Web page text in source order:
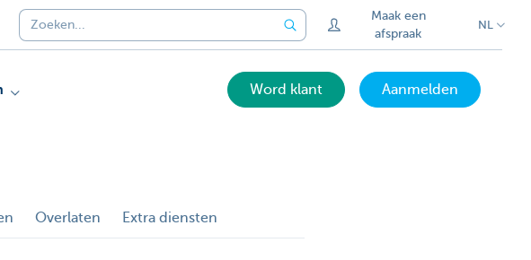
Maak een
afspraak
NL
Word klant Aanmelden
Overlaten Extra diensten